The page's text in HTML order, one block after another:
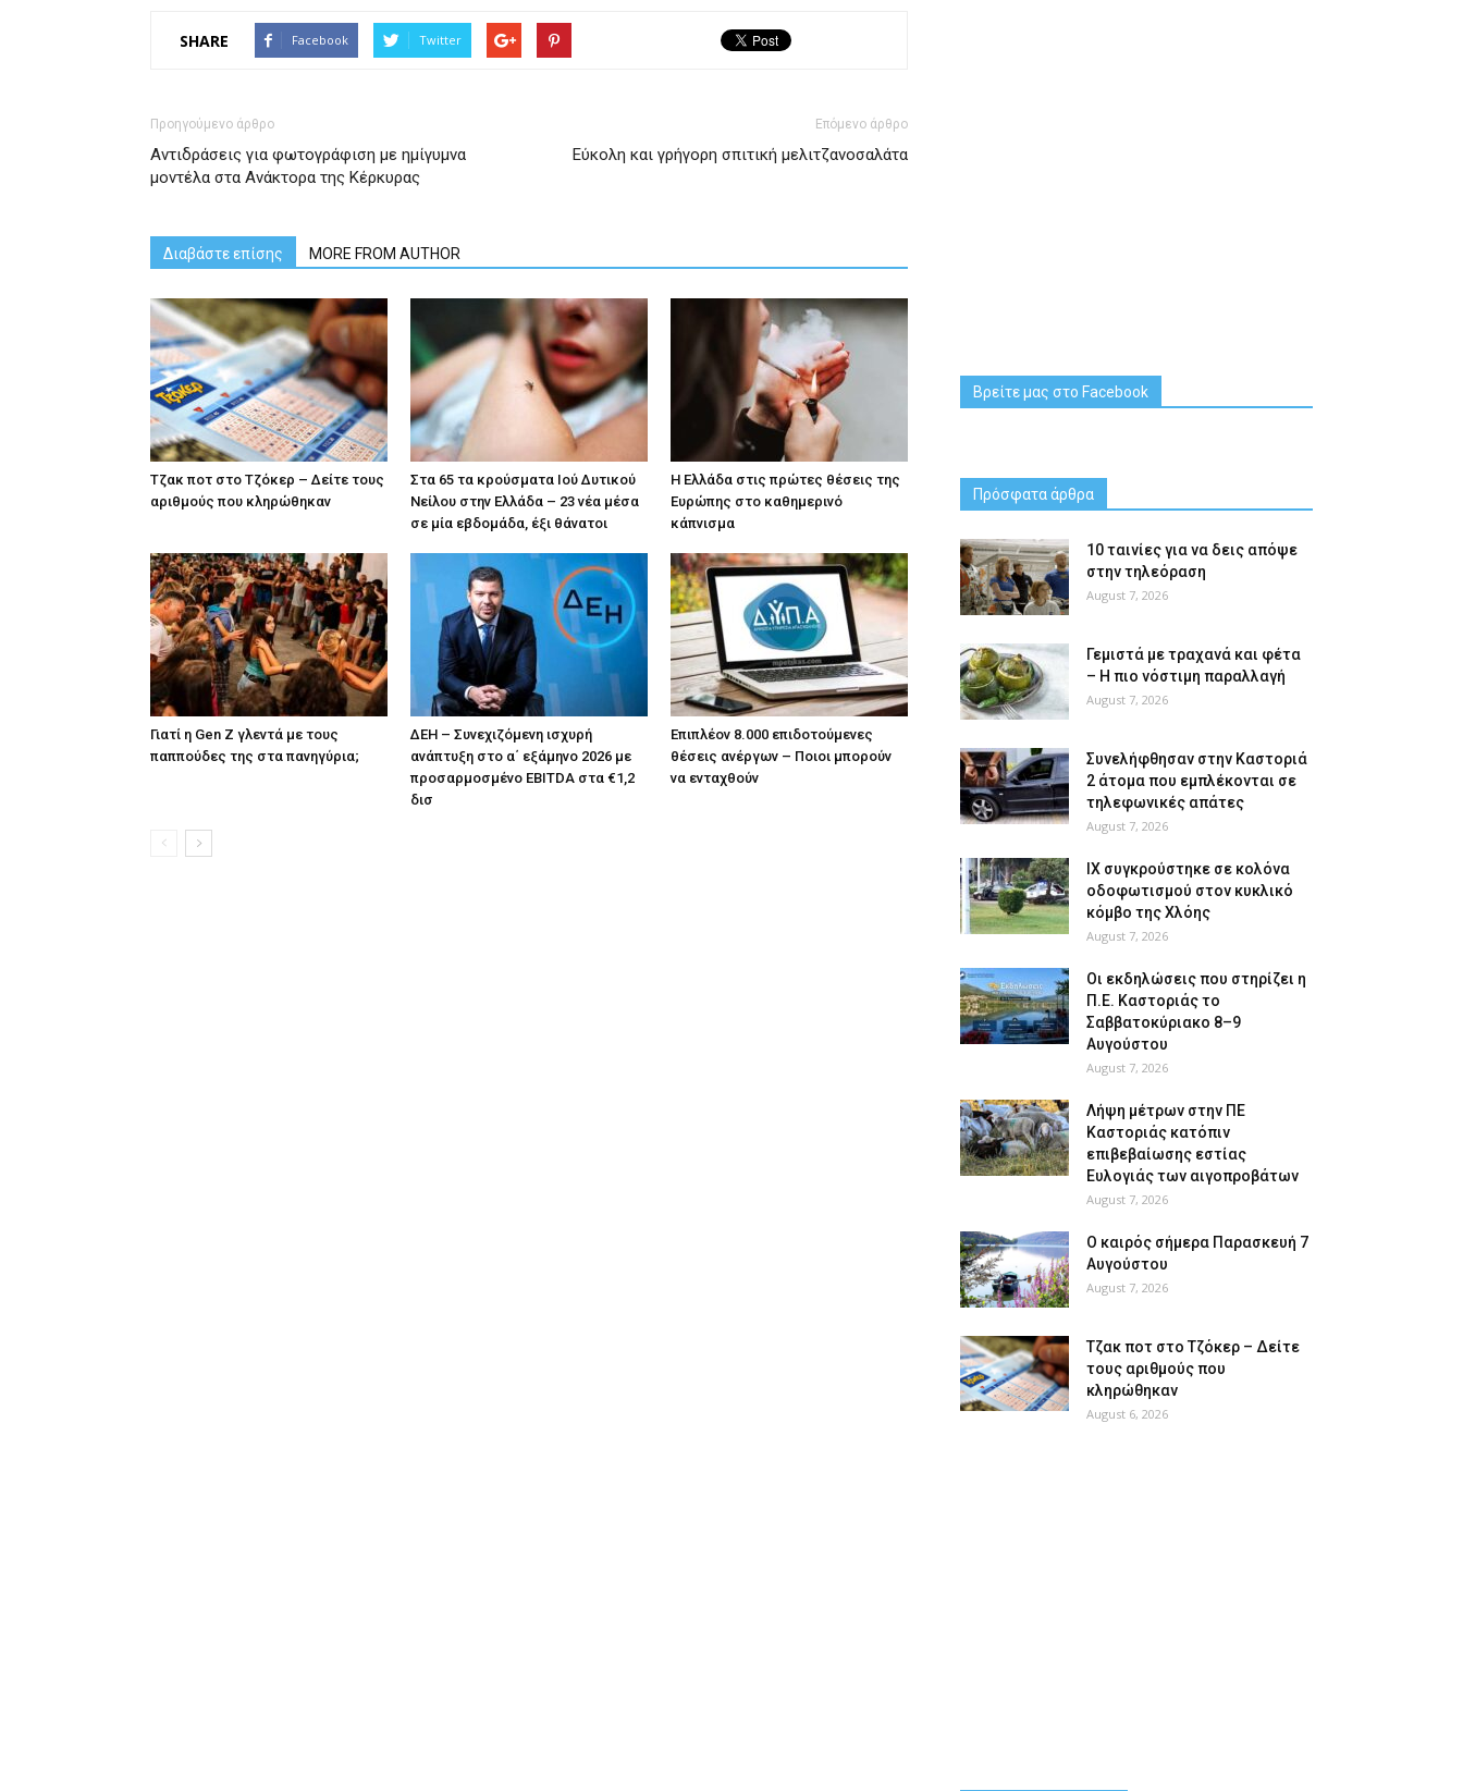
SHARE Facebook Twitter
Προηγούμενο άρθρο
Αντιδράσεις για φωτογράφιση με ημίγυμνα
μοντέλα στα Ανάκτορα της Κέρκυρας
Επόμενο άρθρο
Εύκολη και γρήγορη σπιτική μελιτζανοσαλάτα
Διαβάστε επίσης MORE FROM AUTHOR
Tζακ ποτ στο Τζόκερ – Δείτε τους
αριθμούς που κληρώθηκαν
Στα 65 τα κρούσματα Ιού Δυτικού
Νείλου στην Ελλάδα – 23 νέα μέσα
σε μία εβδομάδα, έξι θάνατοι
Η Ελλάδα στις πρώτες θέσεις της
Ευρώπης στο καθημερινό
κάπνισμα
Γιατί η Gen Z γλεντά με τους
παππούδες της στα πανηγύρια;
ΔΕΗ – Συνεχιζόμενη ισχυρή
ανάπτυξη στο α΄ εξάμηνο 2026 με
προσαρμοσμένο EBITDA στα €1,2
δισ
Επιπλέον 8.000 επιδοτούμενες
θέσεις ανέργων – Ποιοι μπορούν
να ενταχθούν
Βρείτε μας στο Facebook
Πρόσφατα άρθρα
10 ταινίες για να δεις απόψε
στην τηλεόραση
August 7, 2026
Γεμιστά με τραχανά και φέτα
– Η πιο νόστιμη παραλλαγή
August 7, 2026
Συνελήφθησαν στην Καστοριά
2 άτομα που εμπλέκονται σε
τηλεφωνικές απάτες
August 7, 2026
ΙΧ συγκρούστηκε σε κολόνα
οδοφωτισμού στον κυκλικό
κόμβο της Χλόης
August 7, 2026
Οι εκδηλώσεις που στηρίζει η
Π.Ε. Καστοριάς το
Σαββατοκύριακο 8–9
Αυγούστου
August 7, 2026
Λήψη μέτρων στην ΠΕ
Καστοριάς κατόπιν
επιβεβαίωσης εστίας
Ευλογιάς των αιγοπροβάτων
August 7, 2026
Ο καιρός σήμερα Παρασκευή 7
Αυγούστου
August 7, 2026
Tζακ ποτ στο Τζόκερ – Δείτε
τους αριθμούς που
κληρώθηκαν
August 6, 2026